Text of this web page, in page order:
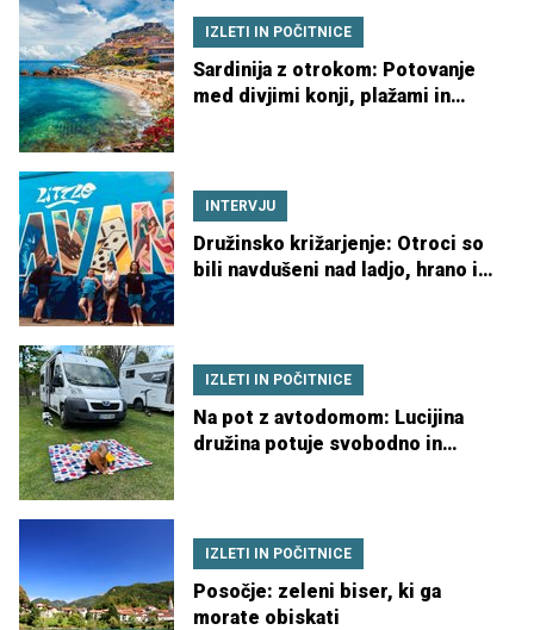
IZLETI IN POČITNICE
Sardinija z otrokom: Potovanje
med divjimi konji, plažami in
INTERVJU
Družinsko križarjenje: Otroci so
bili navdušeni nad ladjo, hrano in
IZLETI IN POČITNICE
Na pot z avtodomom: Lucijina
družina potuje svobodno in
IZLETI IN POČITNICE
Posočje: zeleni biser, ki ga
morate obiskati